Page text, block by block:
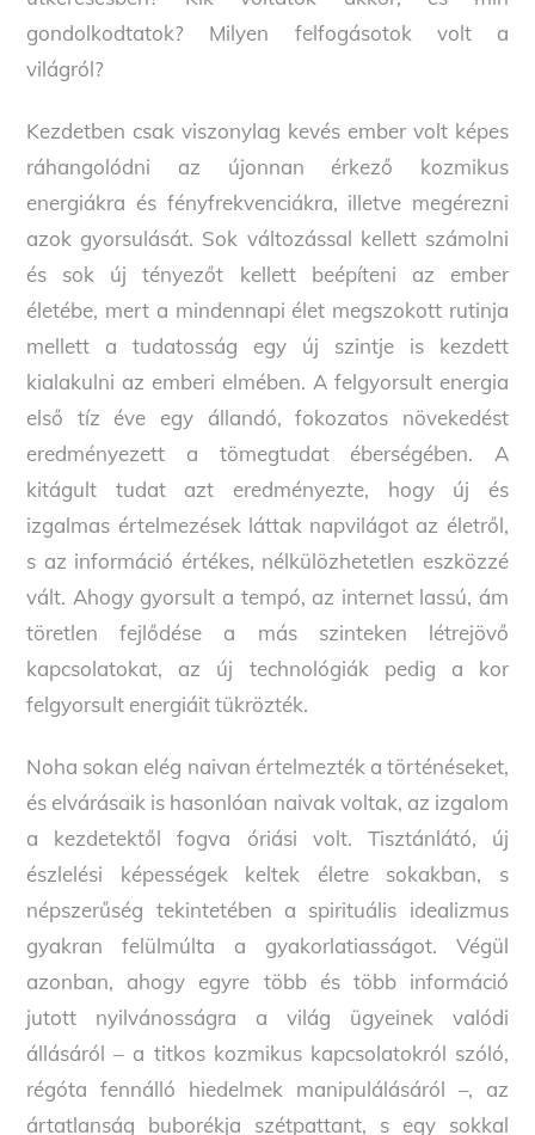
gondolkodtatok? Milyen felfogásotok volt a
világról?
Kezdetben csak viszonylag kevés ember volt képes
ráhangolódni az újonnan érkező kozmikus
energiákra és fényfrekvenciákra, illetve megérezni
azok gyorsulását. Sok változással kellett számolni
és sok új tényezőt kellett beépíteni az ember
életébe, mert a mindennapi élet megszokott rutinja
mellett a tudatosság egy új szintje is kezdett
kialakulni az emberi elmében. A felgyorsult energia
első tíz éve egy állandó, fokozatos növekedést
eredményezett a tömegtudat éberségében. A
kitágult tudat azt eredményezte, hogy új és
izgalmas értelmezések láttak napvilágot az életről,
s az információ értékes, nélkülözhetetlen eszközzé
vált. Ahogy gyorsult a tempó, az internet lassú, ám
töretlen fejlődése a más szinteken létrejövő
kapcsolatokat, az új technológiák pedig a kor
felgyorsult energiáit tükrözték.
Noha sokan elég naivan értelmezték a történéseket,
és elvárásaik is hasonlóan naivak voltak, az izgalom
a kezdetektől fogva óriási volt. Tisztánlátó, új
észlelési képességek keltek életre sokakban, s
népszerűség tekintetében a spirituális idealizmus
gyakran felülmúlta a gyakorlatiasságot. Végül
azonban, ahogy egyre több és több információ
jutott nyilvánosságra a világ ügyeinek valódi
állásáról – a titkos kozmikus kapcsolatokról szóló,
régóta fennálló hiedelmek manipulálásáról –, az
ártatlanság buborékja szétpattant, s egy sokkal